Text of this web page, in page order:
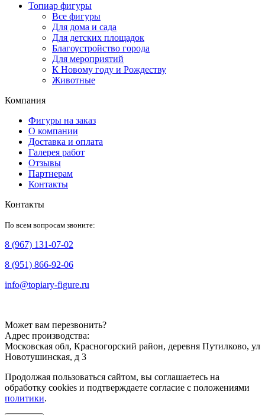
Топиар фигуры
Все фигуры
Для дома и сада
Для детских площадок
Благоустройство города
Для мероприятий
К Новому году и Рождеству
Животные
Компания
Фигуры на заказ
О компании
Доставка и оплата
Галерея работ
Отзывы
Партнерам
Контакты
Контакты
По всем вопросам звоните:
8 (967) 131-07-02
8 (951) 866-92-06
info@topiary-figure.ru
Может вам перезвонить?
Адрес производства:
Московская обл, Красногорский район, деревня Путилково, ул
Новотушинская, д 3
Продолжая пользоваться сайтом, вы соглашаетесь на
обработку cookies и подтверждаете согласие с положениями
политики.